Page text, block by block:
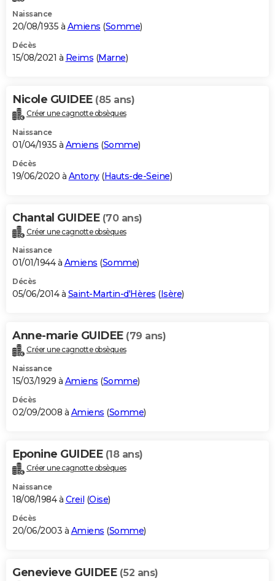
Naissance
20/08/1935 à Amiens (Somme)
Décès
15/08/2021 à Reims (Marne)
Nicole GUIDEE (85 ans)
Créer une cagnotte obsèques
Naissance
01/04/1935 à Amiens (Somme)
Décès
19/06/2020 à Antony(Hauts-de-Seine)
Chantal GUIDEE (70 ans)
Créer une cagnotte obsèques
Naissance
01/01/1944 à Amiens (Somme)
Décès
05/06/2014 à Saint-Martin-d'Hères (Isère)
Anne-marie GUIDEE (79 ans)
Créer une cagnotte obsèques
Naissance
15/03/1929 à Amiens (Somme)
Décès
02/09/2008 à Amiens (Somme)
Eponine GUIDEE (18 ans)
Créer une cagnotte obsèques
Naissance
18/08/1984 à Creil (Oise)
Décès
20/06/2003 à Amiens (Somme)
Genevieve GUIDEE (52 ans)